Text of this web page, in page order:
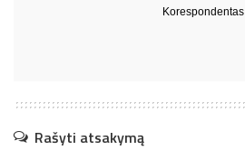
Korespondentas
Rašyti atsakymą